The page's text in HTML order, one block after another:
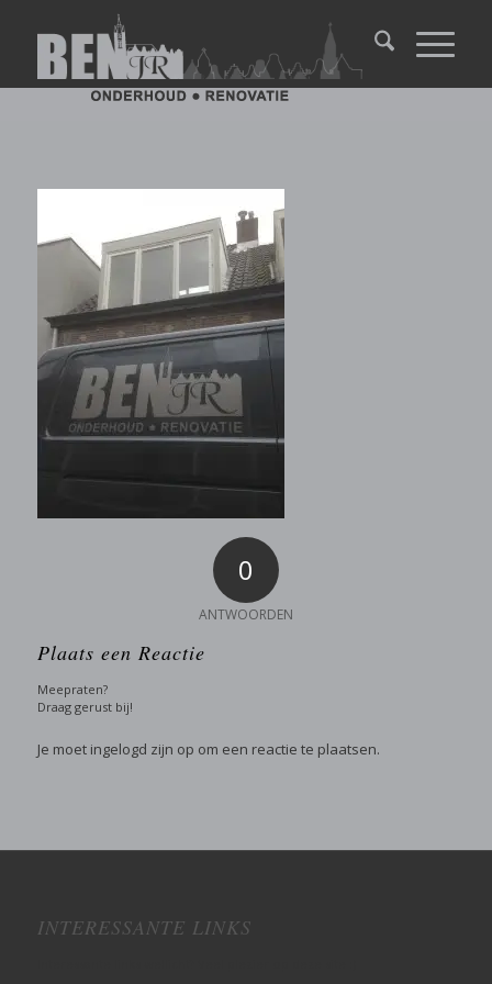
0
ANTWOORDEN
Plaats een Reactie
Meepraten?
Draag gerust bij!
Je moet ingelogd zijn op om een reactie te plaatsen.
INTERESSANTE LINKS